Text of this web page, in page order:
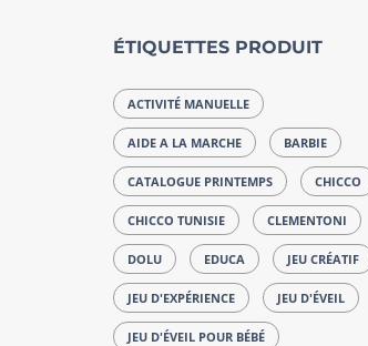
ÉTIQUETTES PRODUIT
ACTIVITÉ MANUELLE
AIDE A LA MARCHE BARBIE
CATALOGUE PRINTEMPS CHICCO
CHICCO TUNISIE CLEMENTONI
DOLU EDUCA JEU CRÉATIF
JEU D'EXPÉRIENCE JEU D'ÉVEIL
JEU D'ÉVEIL POUR BÉBÉ